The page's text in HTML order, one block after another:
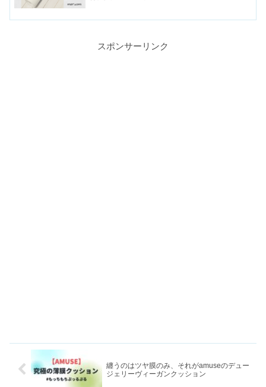
スポンサーリンク
纏うのはツヤ膜のみ、それがamuseのデュー
ジェリーヴィーガンクッション